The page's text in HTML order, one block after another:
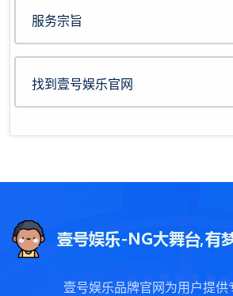
服务宗旨
找到壹号娱乐官网
壹号娱乐品牌官网为用户提供